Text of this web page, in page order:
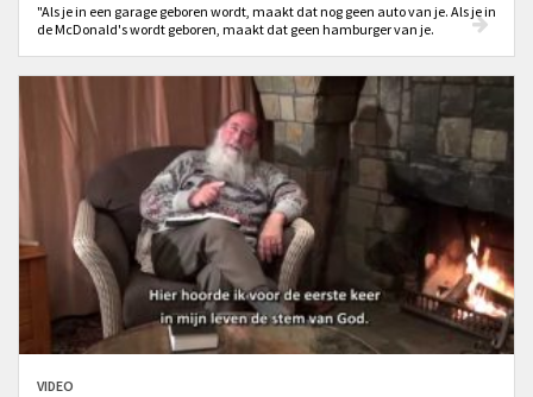
"Als je in een garage geboren wordt, maakt dat nog geen auto van je. Als je in
de McDonald's wordt geboren, maakt dat geen hamburger van je.
VIDEO